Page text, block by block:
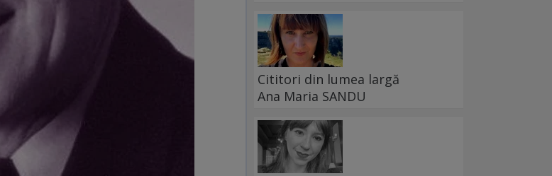
Cititori din lumea largă
Ana Maria SANDU